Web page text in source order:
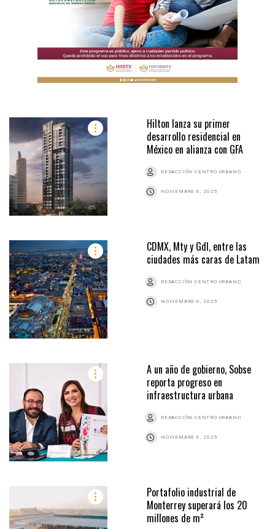
Hilton lanza su primer
desarrollo residencial en
México en alianza con GFA
REDACCIÓN CENTRO URBANO
NOVIEMBRE 6, 2025
CDMX, Mty y Gdl, entre las
ciudades más caras de Latam
REDACCIÓN CENTRO URBANO
NOVIEMBRE 6, 2025
A un año de gobierno, Sobse
reporta progreso en
infraestructura urbana
REDACCIÓN CENTRO URBANO
NOVIEMBRE 6, 2025
Portafolio industrial de
Monterrey superará los 20
millones de m²